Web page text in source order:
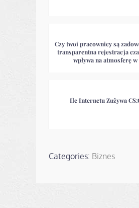
Czy twoi pracownicy są
transparentna rejestracja
wpływa na atmosferę w
Ile Internetu Zużywa
Categories: Biznes